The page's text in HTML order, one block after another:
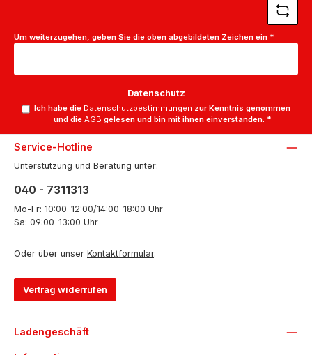
Um weiterzugehen, geben Sie die oben abgebildeten Zeichen ein *
Datenschutz
Ich habe die Datenschutzbestimmungen zur Kenntnis genommen
und dieAGB gelesen und bin mit ihnen einverstanden. *
Service-Hotline
Unterstützung und Beratung unter:
040 - 7311313
Mo-Fr: 10:00-12:00/14:00-18:00 Uhr
Sa: 09:00-13:00 Uhr
Oder über unser Kontaktformular.
Vertrag widerrufen
Ladengeschäft